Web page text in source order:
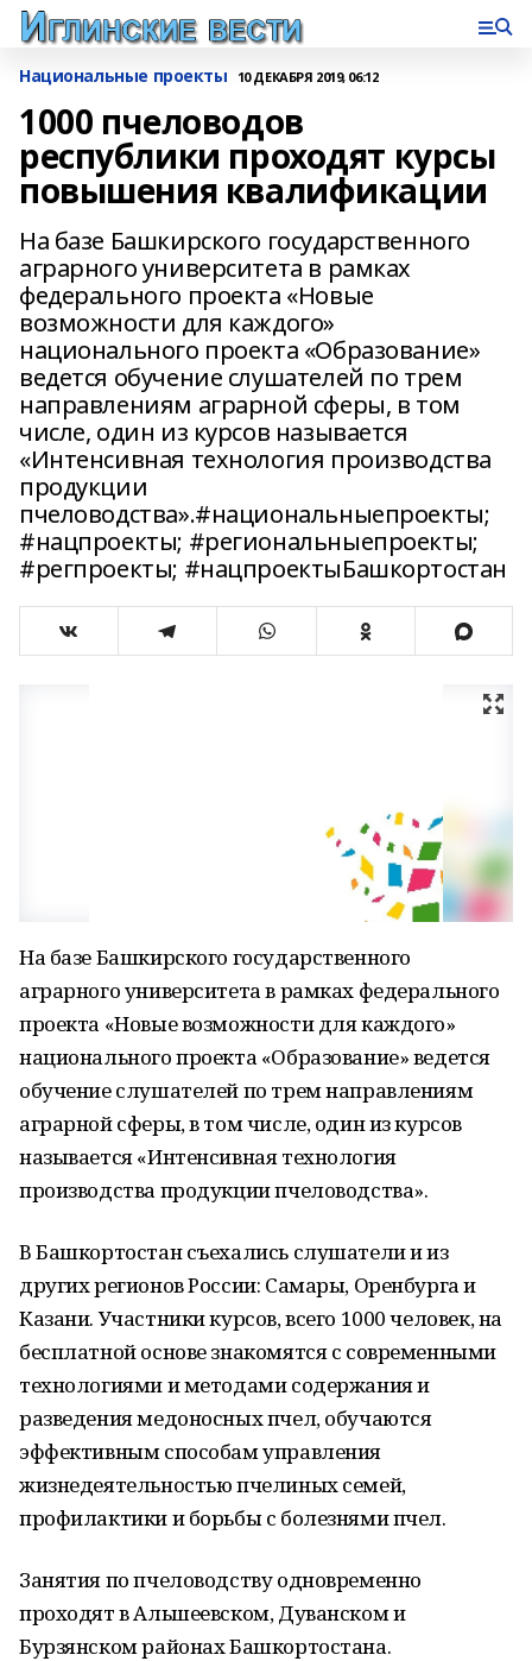
Национальные проекты 10 ДЕКАБРЯ 2019, 06:12
1000 пчеловодов
республики проходят курсы
повышения квалификации
На базе Башкирского государственного
аграрного университета в рамках
федерального проекта «Новые
возможности для каждого»
национального проекта «Образование»
ведется обучение слушателей по трем
направлениям аграрной сферы, в том
числе, один из курсов называется
«Интенсивная технология производства
продукции
пчеловодства».#национальныепроекты;
#нацпроекты; #региональныепроекты;
#регпроекты; #нацпроектыБашкортостан
На базе Башкирского государственного
аграрного университета в рамках федерального
проекта «Новые возможности для каждого»
национального проекта «Образование» ведется
обучение слушателей по трем направлениям
аграрной сферы, в том числе, один из курсов
называется «Интенсивная технология
производства продукции пчеловодства».
В Башкортостан съехались слушатели и из
других регионов России: Самары, Оренбурга и
Казани. Участники курсов, всего 1000 человек, на
бесплатной основе знакомятся с современными
технологиями и методами содержания и
разведения медоносных пчел, обучаются
эффективным способам управления
жизнедеятельностью пчелиных семей,
профилактики и борьбы с болезнями пчел.
Занятия по пчеловодству одновременно
проходят в Альшеевском, Дуванском и
Бурзянском районах Башкортостана.